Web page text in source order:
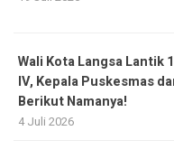
Wali Kota Langsa Lantik
IV, Kepala Puskesmas
Berikut Namanya!
4 Juli 2026